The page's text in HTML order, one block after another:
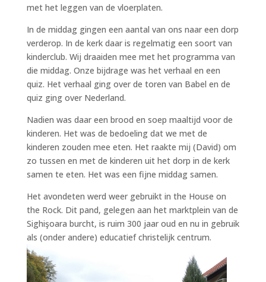
met het leggen van de vloerplaten.
In de middag gingen een aantal van ons naar een dorp
verderop. In de kerk daar is regelmatig een soort van
kinderclub. Wij draaiden mee met het programma van
die middag. Onze bijdrage was het verhaal en een
quiz. Het verhaal ging over de toren van Babel en de
quiz ging over Nederland.
Nadien was daar een brood en soep maaltijd voor de
kinderen. Het was de bedoeling dat we met de
kinderen zouden mee eten. Het raakte mij (David) om
zo tussen en met de kinderen uit het dorp in de kerk
samen te eten. Het was een fijne middag samen.
Het avondeten werd weer gebruikt in the House on
the Rock. Dit pand, gelegen aan het marktplein van de
Sighişoara burcht, is ruim 300 jaar oud en nu in gebruik
als (onder andere) educatief christelijk centrum.